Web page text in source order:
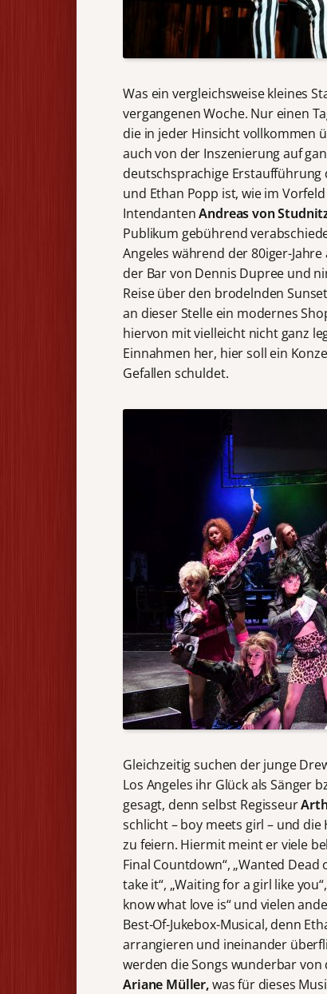
Was ein vergleichsweise kleines
vergangenen Woche. Nur einen
die in jeder Hinsicht vollkommen
auch von der Inszenierung auf
deutschsprachige Erstaufführung
und Ethan Popp ist, wie im
IntendantenAndreas von
Publikum gebührend
Angeles während der 80iger-
der Bar von Dennis Dupree und
Reise über den brodelnden
an dieser Stelle ein modernes
hiervon mit vielleicht nicht ganz
Einnahmen her, hier soll ein
Gefallen schuldet.
Gleichzeitig suchen der junge
Los Angeles ihr Glück als Sänger
gesagt, denn selbst Regisseur
schlicht – boy meets girl – und
zu feiern. Hiermit meint er viele
Final Countdown“, „Wanted Dead
take it“, „Waiting for a girl like
know what love is“ und vielen
Best-Of-Jukebox-Musical, denn
arrangieren und ineinander
werden die Songs wunderbar
Ariane Müller,was für dieses